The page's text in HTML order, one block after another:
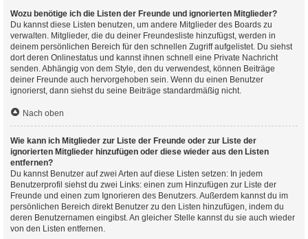
Wozu benötige ich die Listen der Freunde und ignorierten Mitglieder?
Du kannst diese Listen benutzen, um andere Mitglieder des Boards zu
verwalten. Mitglieder, die du deiner Freundesliste hinzufügst, werden in
deinem persönlichen Bereich für den schnellen Zugriff aufgelistet. Du siehst
dort deren Onlinestatus und kannst ihnen schnell eine Private Nachricht
senden. Abhängig von dem Style, den du verwendest, können Beiträge
deiner Freunde auch hervorgehoben sein. Wenn du einen Benutzer
ignorierst, dann siehst du seine Beiträge standardmäßig nicht.
Nach oben
Wie kann ich Mitglieder zur Liste der Freunde oder zur Liste der
ignorierten Mitglieder hinzufügen oder diese wieder aus den Listen
entfernen?
Du kannst Benutzer auf zwei Arten auf diese Listen setzen: In jedem
Benutzerprofil siehst du zwei Links: einen zum Hinzufügen zur Liste der
Freunde und einen zum Ignorieren des Benutzers. Außerdem kannst du im
persönlichen Bereich direkt Benutzer zu den Listen hinzufügen, indem du
deren Benutzernamen eingibst. An gleicher Stelle kannst du sie auch wieder
von den Listen entfernen.